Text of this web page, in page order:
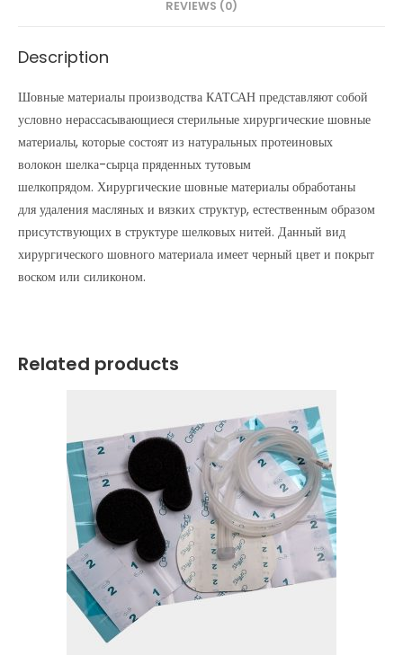
REVIEWS (0)
Description
Шовные материалы производства КАТСАН представляют собой
условно нерассасывающиеся стерильные хирургические шовные
материалы, которые состоят из натуральных протеиновых
волокон шелка-сырца пряденных тутовым
шелкопрядом. Хирургические шовные материалы обработаны
для удаления масляных и вязких структур, естественным образом
присутствующих в структуре шелковых нитей. Данный вид
хирургического шовного материала имеет черный цвет и покрыт
воском или силиконом.
Related products